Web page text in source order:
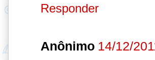
Responder
Anônimo 14/12/